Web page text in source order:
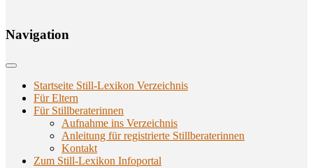
Navi­ga­ti­on
Startseite Still-Lexikon Verzeichnis
Für Eltern
Für Stillberaterinnen
Aufnahme ins Verzeichnis
Anlei­tung für regis­trier­te Stillberaterinnen
Kon­takt
Zum Still-Lexikon Infoportal